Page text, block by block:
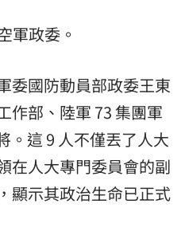
軍政委。
委國防動員部政委王東
作部、陸軍 73 集團軍
。這 9 人不僅丟了人大
在人大專門委員會的副
顯示其政治生命已正式